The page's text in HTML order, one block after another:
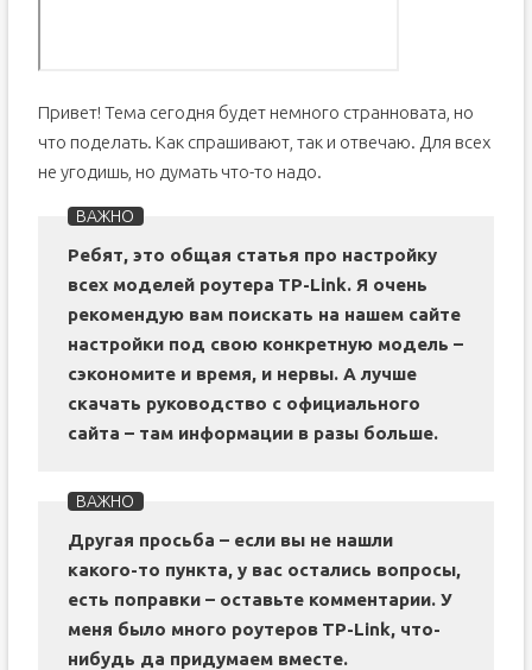
Привет! Тема сегодня будет немного странновата, но
что поделать. Как спрашивают, так и отвечаю. Для всех
не угодишь, но думать что-то надо.
Ребят, это общая статья про настройку
всех моделей роутера TP-Link. Я очень
рекомендую вам поискать на нашем сайте
настройки под свою конкретную модель –
сэкономите и время, и нервы. А лучше
скачать руководство с официального
сайта – там информации в разы больше.
Другая просьба – если вы не нашли
какого-то пункта, у вас остались вопросы,
есть поправки – оставьте комментарии. У
меня было много роутеров TP-Link, что-
нибудь да придумаем вместе.